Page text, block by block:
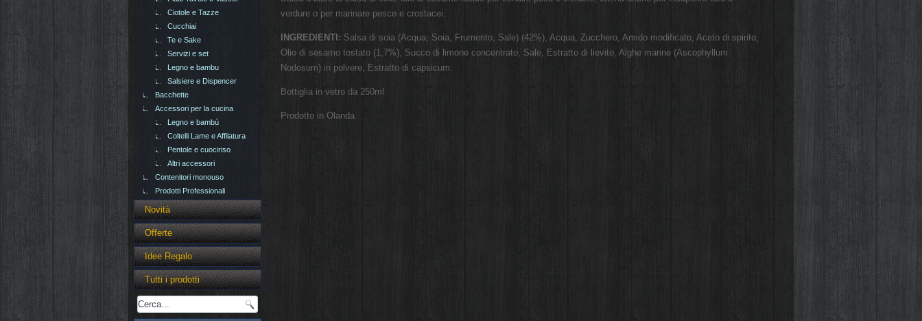
Ciotole e Tazze
Cucchiai
Te e Sake
Servizi e set
Legno e bambu
Salsiere e Dispencer
Bacchette
Accessori per la cucina
Legno e bambù
Coltelli Lame e Affilatura
Pentole e cuociriso
Altri accessori
Contenitori monouso
Prodotti Professionali
Novità
Offerte
Idee Regalo
Tutti i prodotti
verdure o per marinare pesce e crostacei.
INGREDIENTI: Salsa di soia (Acqua, Soia, Frumento, Sale) (42%), Acqua, Zucchero, Amido modificato, Aceto di spirito,
Olio di sesamo tostato (1,7%), Succo di limone concentrato, Sale, Estratto di lievito, Alghe marine (Ascophyllum
Nodosum) in polvere, Estratto di capsicum.
Bottiglia in vetro da 250ml
Prodotto in Olanda